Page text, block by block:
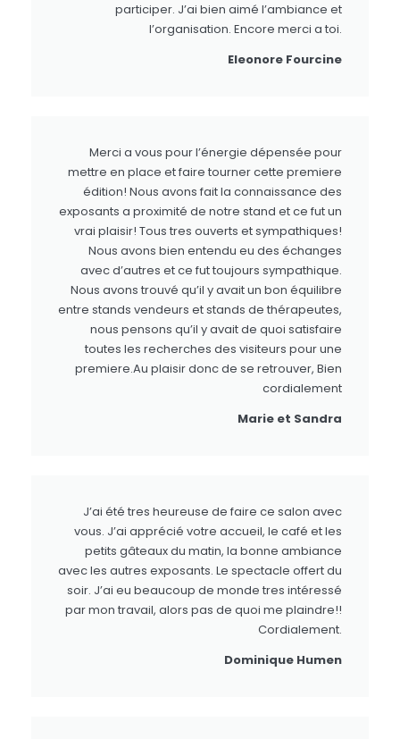
participer. J’ai bien aimé l’ambiance et
l’organisation. Encore merci a toi.
Eleonore Fourcine
Merci a vous pour l’énergie dépensée pour
mettre en place et faire tourner cette premiere
édition! Nous avons fait la connaissance des
exposants a proximité de notre stand et ce fut un
vrai plaisir! Tous tres ouverts et sympathiques!
Nous avons bien entendu eu des échanges
avec d’autres et ce fut toujours sympathique.
Nous avons trouvé qu’il y avait un bon équilibre
entre stands vendeurs et stands de thérapeutes,
nous pensons qu’il y avait de quoi satisfaire
toutes les recherches des visiteurs pour une
premiere.Au plaisir donc de se retrouver, Bien
cordialement
Marie et Sandra
J’ai été tres heureuse de faire ce salon avec
vous. J’ai apprécié votre accueil, le café et les
petits gâteaux du matin, la bonne ambiance
avec les autres exposants. Le spectacle offert du
soir. J’ai eu beaucoup de monde tres intéressé
par mon travail, alors pas de quoi me plaindre!!
Cordialement.
Dominique Humen